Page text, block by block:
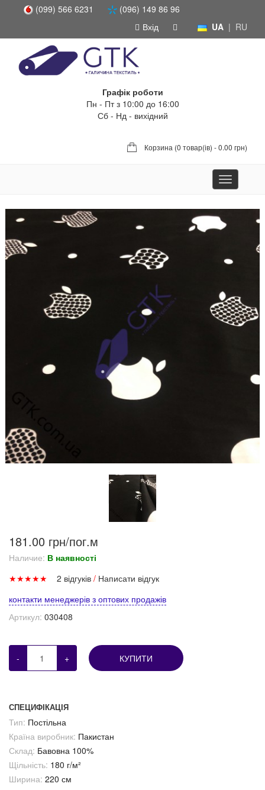
(099) 566 6231
(096) 149 86 96
UA | RU
Вхід
Графік роботи
Пн - Пт з 10:00 до 16:00
Сб - Нд - вихідний
Корзина (0 товар(ів) - 0.00 грн)
Toggle
navigation
181.00 грн/пог.м
Наличие: В наявності
★★★★★ 2 відгуків / Написати відгук
контакти менеджерів з оптових продажів
Артикул: 030408
- + КУПИТИ
СПЕЦИФІКАЦІЯ
Тип: Постільна
Країна виробник: Пакистан
Склад: Бавовна 100%
Щільність: 180 г/м²
Ширина: 220 см